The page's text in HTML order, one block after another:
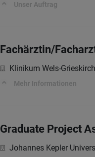
Unser Auftrag
Fachärztin/
Klinikum Wels-
Mehr Informationen
Graduate Project
Johannes Kepler